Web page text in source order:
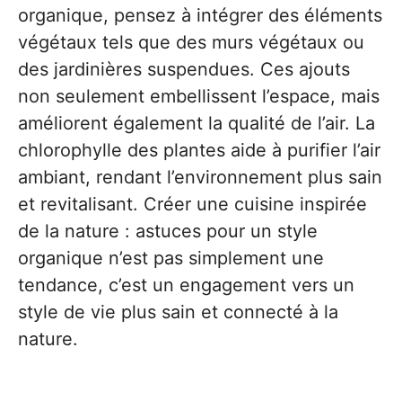
organique, pensez à intégrer des éléments
végétaux tels que des murs végétaux ou
des jardinières suspendues. Ces ajouts
non seulement embellissent l’espace, mais
améliorent également la qualité de l’air. La
chlorophylle des plantes aide à purifier l’air
ambiant, rendant l’environnement plus sain
et revitalisant. Créer une cuisine inspirée
de la nature : astuces pour un style
organique n’est pas simplement une
tendance, c’est un engagement vers un
style de vie plus sain et connecté à la
nature.